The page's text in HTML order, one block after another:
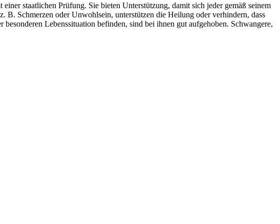
staatlichen Prüfung. Sie bieten Unterstützung, damit sich jeder gemäß seinem
B. Schmerzen oder Unwohlsein, unterstützen die Heilung oder verhindern, dass
Lebenssituation befinden, sind bei ihnen gut aufgehoben. Schwangere,